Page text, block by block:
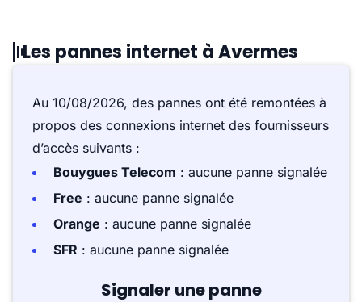
Les pannes internet à Avermes
Au 10/08/2026, des pannes ont été remontées à
propos des connexions internet des fournisseurs
d’accès suivants :
Bouygues Telecom : aucune panne signalée
Free : aucune panne signalée
Orange : aucune panne signalée
SFR : aucune panne signalée
Signaler une panne